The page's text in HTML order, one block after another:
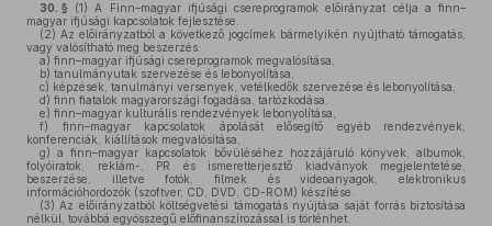
30. § (1) A Finn–magyar ifjúsági csereprogramok előirányzat célja a finn–
magyar ifjúsági kapcsolatok fejlesztése.
(2) Az előirányzatból a következő jogcímek bármelyikén nyújtható támogatás,
vagy valósítható meg beszerzés:
a) finn–magyar ifjúsági csereprogramok megvalósítása,
b) tanulmányutak szervezése és lebonyolítása,
c) képzések, tanulmányi versenyek, vetélkedők szervezése és lebonyolítása,
d) finn fiatalok magyarországi fogadása, tartózkodása,
e) finn–magyar kulturális rendezvények lebonyolítása,
f) finn–magyar kapcsolatok ápolását elősegítő egyéb rendezvények,
konferenciák, kiállítások megvalósítása,
g) a finn–magyar kapcsolatok bővüléséhez hozzájáruló könyvek, albumok,
folyóiratok, reklám-, PR és ismeretterjesztő kiadványok megjelentetése,
beszerzése, illetve fotók, filmek és videoanyagok, elektronikus
információhordozók (szoftver, CD, DVD, CD-ROM) készítése.
(3) Az előirányzatból költségvetési támogatás nyújtása saját forrás biztosítása
nélkül, továbbá egyösszegű előfinanszírozással is történhet.